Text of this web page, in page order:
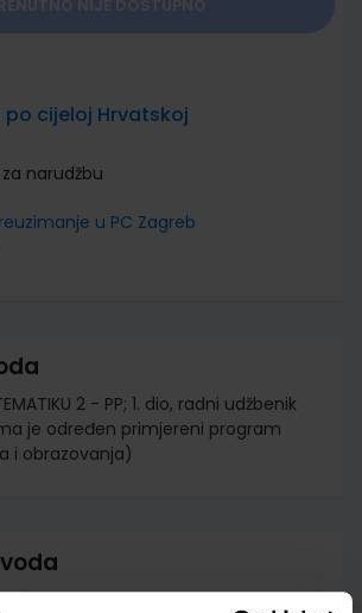
cijeloj Hrvatskoj
narudžbu
u PC Zagreb
2 - PP; 1. dio, radni udžbenik
je određen primjereni program
i obrazovanja)